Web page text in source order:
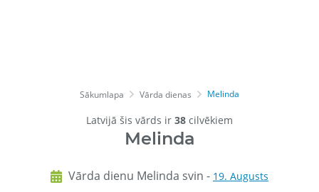
Sākumlapa Vārda dienas Melinda
Latvijā šis vārds ir 38 cilvēkiem
Melinda
Vārda dienu Melinda svin - 19. Augusts